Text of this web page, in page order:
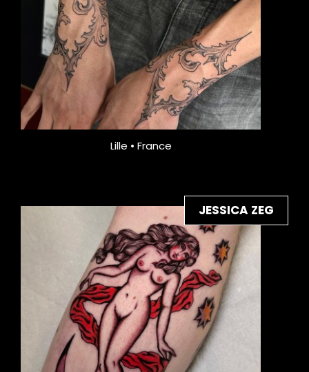
Lille • France
JESSICA ZEG